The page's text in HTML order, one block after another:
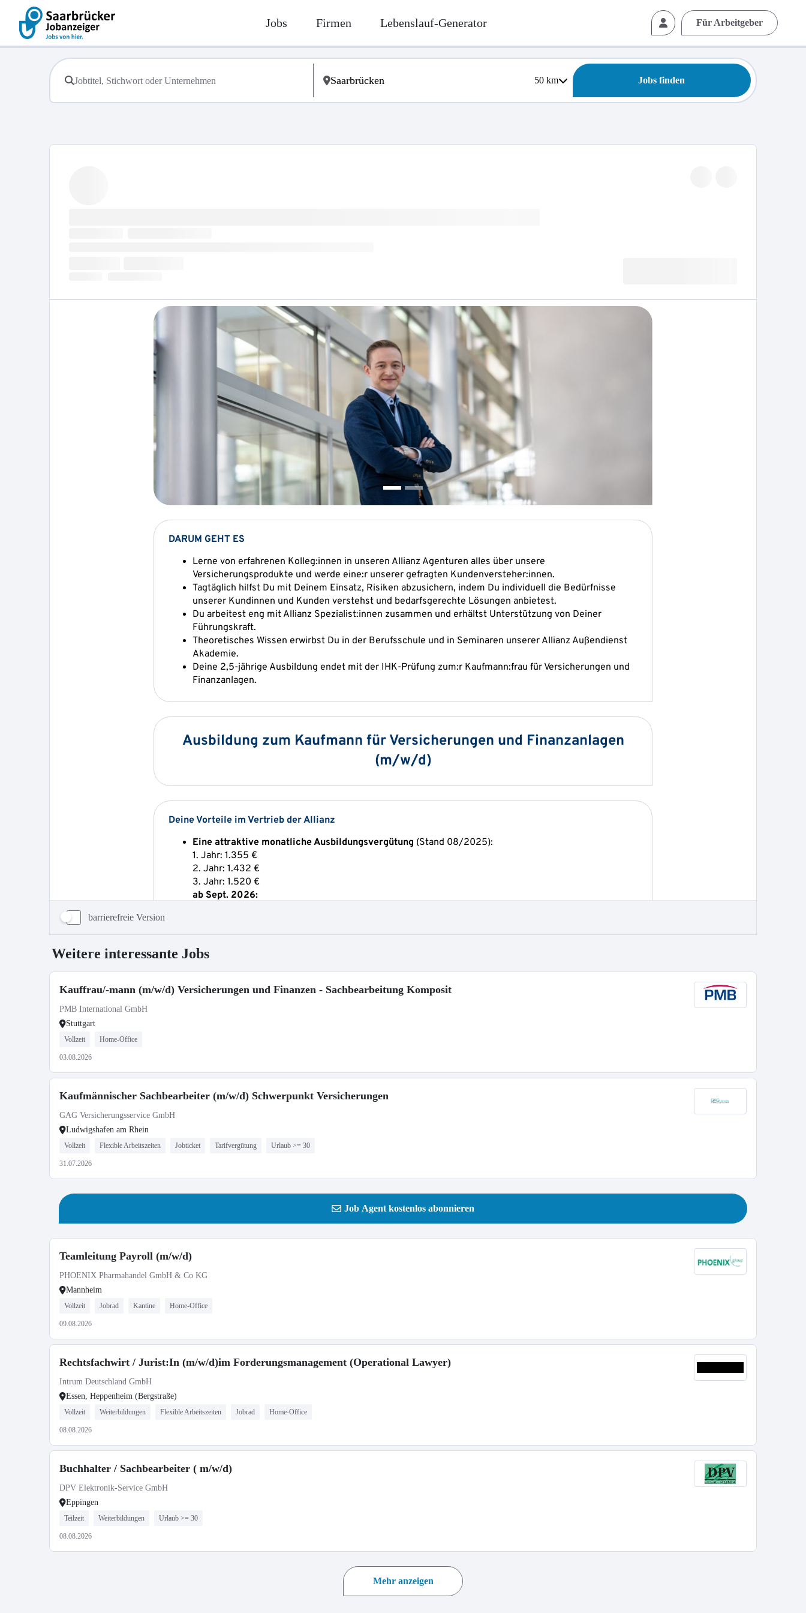
Jobs Firmen Lebenslauf-Generator Für Arbeitgeber
50km Jobs finden
barrierefreie Version
Weitere interessante Jobs
Kauffrau/-mann (m/w/d) Versicherungen und Finanzen - Sachbearbeitung Komposit
PMB International GmbH
Stuttgart
Vollzeit Home-Office
03.08.2026
Kaufmännischer Sachbearbeiter (m/w/d) Schwerpunkt Versicherungen
GAG Versicherungsservice GmbH
Ludwigshafen am Rhein
Vollzeit Flexible Arbeitszeiten Jobticket Tarifvergütung Urlaub >= 30
31.07.2026
Job Agent kostenlos abonnieren
Teamleitung Payroll (m/w/d)
PHOENIX Pharmahandel GmbH & Co KG
Mannheim
Vollzeit Jobrad Kantine Home-Office
09.08.2026
Rechtsfachwirt / Jurist:In (m/w/d)im Forderungsmanagement (Operational Lawyer)
Intrum Deutschland GmbH
Essen, Heppenheim (Bergstraße)
Vollzeit Weiterbildungen Flexible Arbeitszeiten Jobrad Home-Office
08.08.2026
Buchhalter / Sachbearbeiter ( m/w/d)
DPV Elektronik-Service GmbH
Eppingen
Teilzeit Weiterbildungen Urlaub >= 30
08.08.2026
Mehr anzeigen